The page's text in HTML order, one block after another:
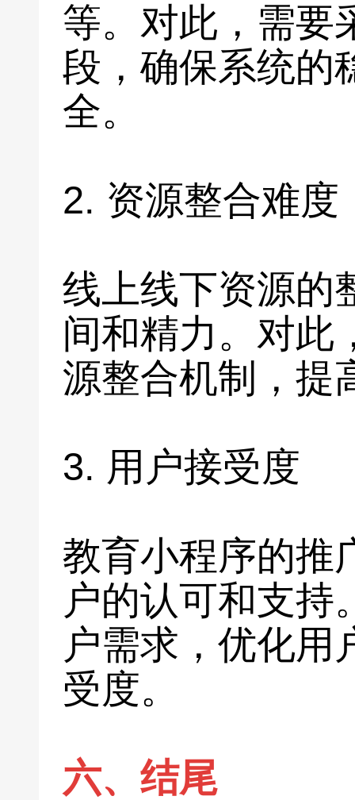
等。对此，需要
段，确保系统的
全。
2. 资源整合难度
线上线下资源的
间和精力。对此
源整合机制，提
3. 用户接受度
教育小程序的推
户的认可和支持
户需求，优化用
受度。
六、结尾